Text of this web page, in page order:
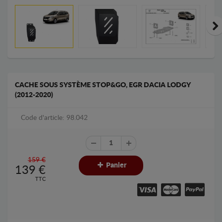
CACHE SOUS SYSTÈME STOP&GO, EGR DACIA LODGY
(2012-2020)
Code d'article: 98.042
159 €
139 €
TTC
Panier